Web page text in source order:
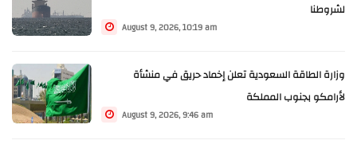
لشروطنا
August 9, 2026, 10:19 am
وزارة الطاقة السعودية تعلن إخماد حريق في منشأة
لأرامكو بجنوب المملكة
August 9, 2026, 9:46 am